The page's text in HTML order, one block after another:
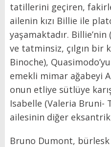
tatillerini geçiren,
ailenin kızı Billie ile
yaşamaktadır.
ve tatminsiz, çılgın bir
Binoche),
emekli mimar ağabeyi
onun etliye sütlüye
Isabelle (Valeria Bruni-
ailesinin diğer
Bruno Dumont, bürlesk